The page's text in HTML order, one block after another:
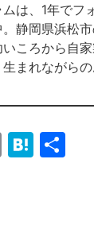
ムは、1年でフ
。静岡県浜松
いころから自
まれながら
E
H